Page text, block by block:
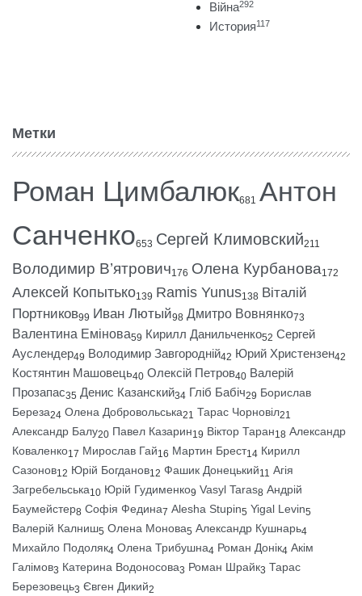
Війна292
История117
Метки
Роман Цимбалюк681 Антон
Санченко653 Сергей Климовский211
Володимир В’ятрович176 Олена Курбанова172
Алексей Копытько139 Ramis Yunus138 Віталій
Портников99 Иван Лютый98 Дмитро Вовнянко73
Валентина Емінова59 Кирилл Данильченко52 Сергей
Ауслендер49 Володимир Завгородній42 Юрий Христензен42
Костянтин Машовець40 Олексій Петров40 Валерій
Прозапас35 Денис Казанский34 Гліб Бабіч29 Борислав
Береза24 Олена Добровольська21 Тарас Чорновіл21
Александр Балу20 Павел Казарин19 Віктор Таран18 Александр
Коваленко17 Мирослав Гай16 Мартин Брест14 Кирилл
Сазонов12 Юрій Богданов12 Фашик Донецький11 Агія
Загребельська10 Юрій Гудименко9 Vasyl Taras8 Андрій
Баумейстер8 Софія Федина7 Alesha Stupin5 Yigal Levin5
Валерій Калниш5 Олена Монова5 Александр Кушнарь4
Михайло Подоляк4 Олена Трибушна4 Роман Донік4 Акім
Галімов3 Катерина Водоносова3 Роман Шрайк3 Тарас
Березовець3 Євген Дикий2